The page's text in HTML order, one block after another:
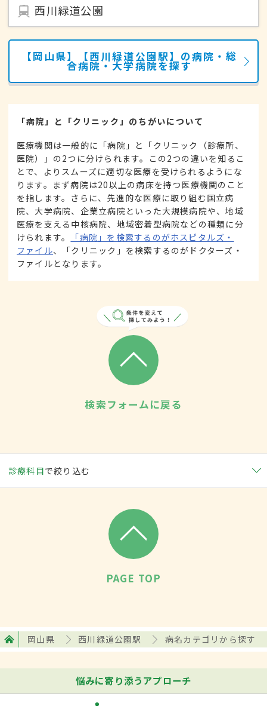
西川緑道公園
【岡山県】【西川緑道公園駅】の病院・総
合病院・大学病院を探す
「病院」と「クリニック」のちがいについて
医療機関は一般的に「病院」と「クリニック（診療所、
医院）」の2つに分けられます。この2つの違いを知るこ
とで、よりスムーズに適切な医療を受けられるようにな
ります。まず病院は20以上の病床を持つ医療機関のこと
を指します。さらに、先進的な医療に取り組む国立病
院、大学病院、企業立病院といった大規模病院や、地域
医療を支える中核病院、地域密着型病院などの種類に分
けられます。
「病院」を検索するのがホスピタルズ・
ファイル、「クリニック」を検索するのがドクターズ・
ファイルとなります。
検索フォームに戻る
診療科目で絞り込む
PAGE TOP
岡山県 西川緑道公園駅 病名カテゴリから探す
悩みに寄り添うアプローチ